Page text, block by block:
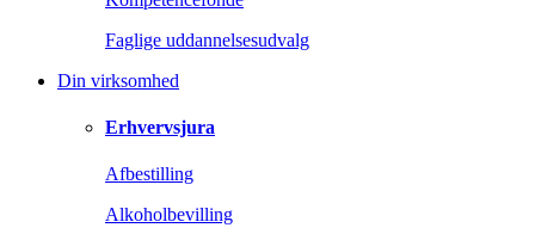
Faglige uddannelsesudvalg
Din virksomhed
Erhvervsjura
Afbestilling
Alkoholbevilling